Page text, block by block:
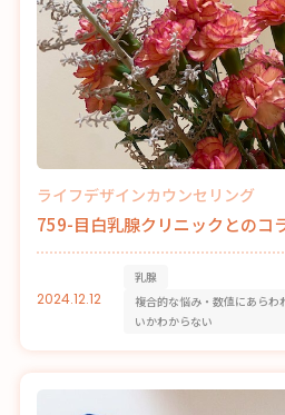
ライフデザインカウンセリング
759-目白乳腺クリニックとのコ
2024.12.12
乳腺
複合的な悩み・数値にあらわ
いかわからない